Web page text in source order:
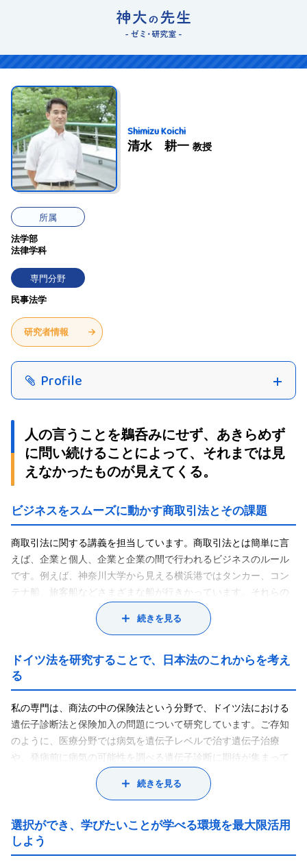
Shimizu Koichi
清水 耕一 教授
所属
法学部
法律学科
専門分野
民事法学
研究者情報
Profile
人の言うことを鵜呑みにせず、あきらめず
に問い続けることによって、それまでは見
えなかったものが見えてくる。
ビジネスをスムーズに動かす商取引法とその課題
商取引法に関する講義を担当しています。商取引法とは簡単に言
えば、企業と個人、企業と企業の間で行われるビジネスのルール
です。例えば、神奈川大学から見える横浜港ではタンカー、コン
テナ船、旅客船などさまざまな船が行きかっています。それらの
船には多くの荷主によるたくさんの荷物が積みこまれ、多くの人
が乗っていると思います。それだけ多くの人がビジネスに関わっ
している場合もありますが、多くはレンタルによって運航されて
います。そのレンタルの形態も船だけをレンタルする場合、乗組
員や船を動かすために必要な備品も一緒にレンタルする場合、あ
るいは、それらを組み合わせる場合などさまざまです。また、船
の名前や煙突のマークなど姿かたちは日本船であっても、パナマ
など船の登録料の安い外国で登録することによって、外国籍の船
になっているものがたくさんあります。登録するために登記簿上
だけの会社（ペーパー・カンパニー）が現地におかれています。
その結果、いくつもの会社が船の運航に関わることになり、だれ
商取引法の世界では、だれが責任者なのかなど、ビジネスの内容
や結果に関して合理的な予測ができることが参加者にとって安心
して取引に参加できるという法のニーズがあります。その一方
続きを見る
ドイツ法を研究することで、日本法のこれからを考え
る
私の専門は、商法の中の保険法という分野で、ドイツ法における
遺伝子診断法と保険加入の問題について研究しています。ご存知
のように、医療分野では病気を遺伝子レベルで治す遺伝子治療
や、発病前に病気の可能性を調べる遺伝子診断に期待が集まって
います。治らない病気が治ったり、病気を予防できたりすること
は、とても素晴らしいことです。しかし保険法から見れば、そう
ることが指摘できます。
例えば、保険に加入する際、遺伝子診断の結果が加入の差別につ
ながる恐れがあります。もし5年後に発病すると分かり、保険加入
続きを見る
選択ができ、学びたいことが学べる環境を最大限活用
しよう